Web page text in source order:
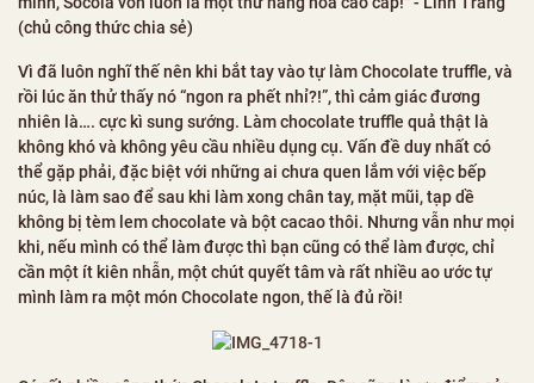
(chủ công thức chia sẻ)
Vì đã luôn nghĩ thế nên khi bắt tay vào tự làm Chocolate truffle, và
rồi lúc ăn thử thấy nó “ngon ra phết nhỉ?!”, thì cảm giác đương
nhiên là…. cực kì sung sướng. Làm chocolate truffle quả thật là
không khó và không yêu cầu nhiều dụng cụ. Vấn đề duy nhất có
thể gặp phải, đặc biệt với những ai chưa quen lắm với việc bếp
núc, là làm sao để sau khi làm xong chân tay, mặt mũi, tạp dề
không bị tèm lem chocolate và bột cacao thôi. Nhưng vẫn như mọi
khi, nếu mình có thể làm được thì bạn cũng có thể làm được, chỉ
cần một ít kiên nhẫn, một chút quyết tâm và rất nhiều ao ước tự
mình làm ra một món Chocolate ngon, thế là đủ rồi!